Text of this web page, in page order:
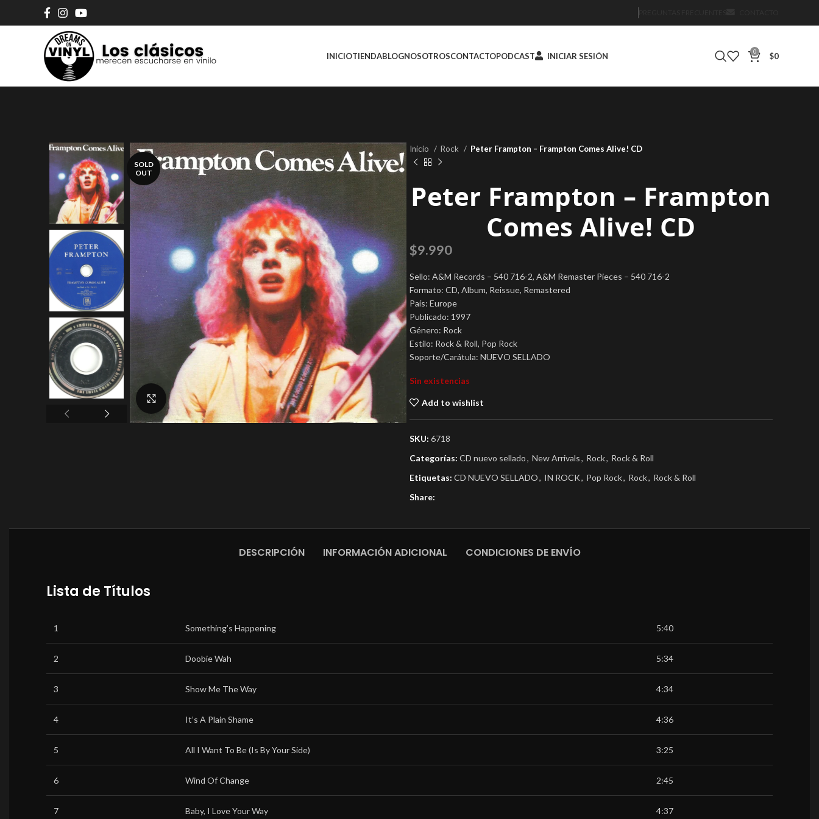
INICIOTIENDABLOGNOSOTROSCONTACTOPODCAST INICIAR SESIÓN 0 $0
SOLD
OUT
Click to enlarge
Inicio Rock Peter Frampton – Frampton Comes Alive! CD
Peter Frampton – Frampton
Comes Alive! CD
$9.990
Sello: A&M Records – 540 716-2, A&M Remaster Pieces – 540 716-2
Formato: CD, Album, Reissue, Remastered
País: Europe
Publicado: 1997
Género: Rock
Estilo: Rock & Roll, Pop Rock
Soporte/Carátula: NUEVO SELLADO
Sin existencias
Add to wishlist
SKU: 6718
Categorías: CD nuevo sellado, New Arrivals, Rock, Rock & Roll
Etiquetas: CD NUEVO SELLADO, IN ROCK, Pop Rock, Rock, Rock & Roll
Share:
DESCRIPCIÓN INFORMACIÓN ADICIONAL CONDICIONES DE ENVÍO
Lista de Títulos
1 Something’s Happening 5:40
2 Doobie Wah 5:34
3 Show Me The Way 4:34
4 It’s A Plain Shame 4:36
5 All I Want To Be (Is By Your Side) 3:25
6 Wind Of Change 2:45
7 Baby, I Love Your Way 4:37